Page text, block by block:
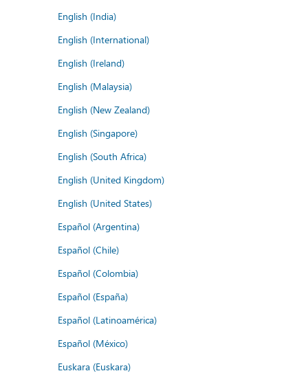
English (India)
English (International)
English (Ireland)
English (Malaysia)
English (New Zealand)
English (Singapore)
English (South Africa)
English (United Kingdom)
English (United States)
Español (Argentina)
Español (Chile)
Español (Colombia)
Español (España)
Español (Latinoamérica)
Español (México)
Euskara (Euskara)